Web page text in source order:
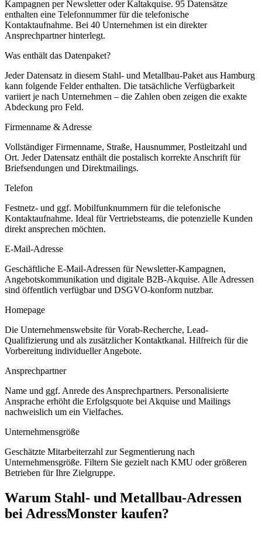
Kampagnen per Newsletter oder Kaltakquise. 95 Datensätze
enthalten eine Telefonnummer für die telefonische
Kontaktaufnahme. Bei 40 Unternehmen ist ein direkter
Ansprechpartner hinterlegt.
Was enthält das Datenpaket?
Jeder Datensatz in diesem Stahl- und Metallbau-Paket aus Hamburg
kann folgende Felder enthalten. Die tatsächliche Verfügbarkeit
variiert je nach Unternehmen – die Zahlen oben zeigen die exakte
Abdeckung pro Feld.
Firmenname & Adresse
Vollständiger Firmenname, Straße, Hausnummer, Postleitzahl und
Ort. Jeder Datensatz enthält die postalisch korrekte Anschrift für
Briefsendungen und Direktmailings.
Telefon
Festnetz- und ggf. Mobilfunknummern für die telefonische
Kontaktaufnahme. Ideal für Vertriebsteams, die potenzielle Kunden
direkt ansprechen möchten.
E-Mail-Adresse
Geschäftliche E-Mail-Adressen für Newsletter-Kampagnen,
Angebotskommunikation und digitale B2B-Akquise. Alle Adressen
sind öffentlich verfügbar und DSGVO-konform nutzbar.
Homepage
Die Unternehmenswebsite für Vorab-Recherche, Lead-
Qualifizierung und als zusätzlicher Kontaktkanal. Hilfreich für die
Vorbereitung individueller Angebote.
Ansprechpartner
Name und ggf. Anrede des Ansprechpartners. Personalisierte
Ansprache erhöht die Erfolgsquote bei Akquise und Mailings
nachweislich um ein Vielfaches.
Unternehmensgröße
Geschätzte Mitarbeiterzahl zur Segmentierung nach
Unternehmensgröße. Filtern Sie gezielt nach KMU oder größeren
Betrieben für Ihre Zielgruppe.
Warum Stahl- und Metallbau-Adressen
bei AdressMonster kaufen?